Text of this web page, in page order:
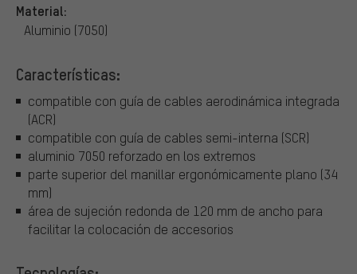
Material:
Aluminio (7050)
Características:
compatible con guía de cables aerodinámica integrada
(ACR)
compatible con guía de cables semi-interna (SCR)
aluminio 7050 reforzado en los extremos
parte superior del manillar ergonómicamente plano (34
mm)
área de sujeción redonda de 120 mm de ancho para
facilitar la colocación de accesorios